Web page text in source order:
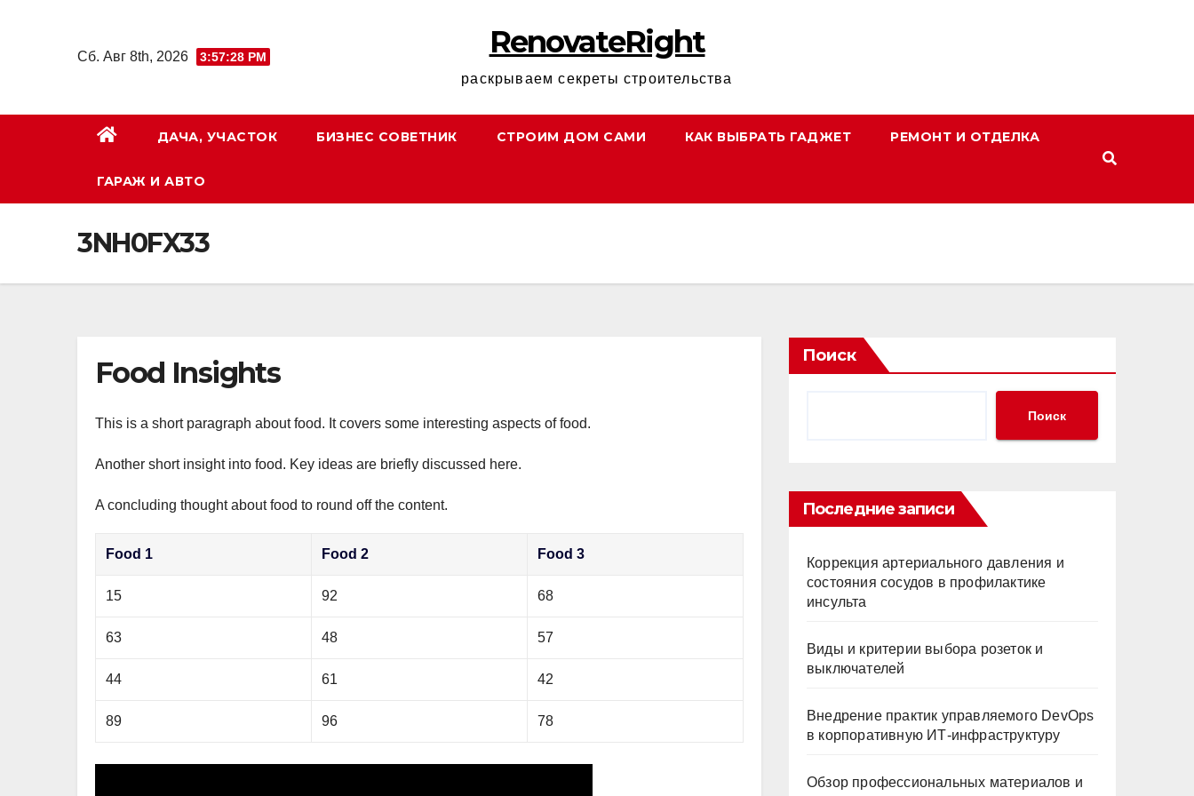
содержимому
Сб. Авг 8th, 2026 3:57:29 PM RenovateRight
раскрываем секреты строительства
ДАЧА, УЧАСТОК БИЗНЕС СОВЕТНИК СТРОИМ ДОМ САМИ КАК ВЫБРАТЬ ГАДЖЕТ РЕМОНТ И ОТДЕЛКА
ГАРАЖ И АВТО
3NH0FX33
Food Insights
This is a short paragraph about food. It covers some interesting aspects of food.
Another short insight into food. Key ideas are briefly discussed here.
A concluding thought about food to round off the content.
Food 1 Food 2 Food 3
15 92 68
63 48 57
44 61 42
89 96 78
Поиск
Поиск
Последние записи
Коррекция артериального давления и
состояния сосудов в профилактике
инсульта
Виды и критерии выбора розеток и
выключателей
Внедрение практик управляемого DevOps
в корпоративную ИТ-инфраструктуру
Обзор профессиональных материалов и